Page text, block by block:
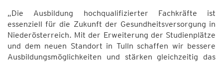
„Die Ausbildung hochqualifizierter Fachkräfte ist
essenziell für die Zukunft der Gesundheitsversorgung in
Niederösterreich. Mit der Erweiterung der Studienplätze
und dem neuen Standort in Tulln schaffen wir bessere
Ausbildungsmöglichkeiten und stärken gleichzeitig das